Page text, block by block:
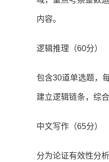
内容。
逻辑推理（60分）
包含30道单选题，
建立逻辑链条，综
中文写作（65分）
分为论证有效性分